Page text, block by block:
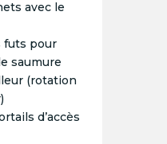
avec le
futs pour
saumure
(rotation
d’accès